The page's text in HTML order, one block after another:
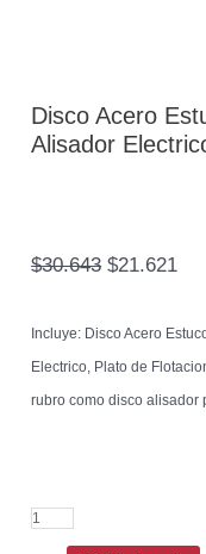
Disco Acero
Alisador
$30.643 $21.621
Incluye: Disco Acero
Electrico, Plato de
rubro como disco alisador